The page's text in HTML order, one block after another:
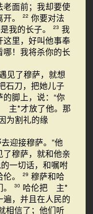
老面前；我却要使
。
22 你要对法
我的长子。
23 我
里，好叫他事奉
！我将杀你的长
见了穆萨，就想
石刀，把她儿子
脚上，说：“你
主*才放了他。那
为割礼的缘
迎接穆萨。”他
穆萨，就和他亲
一切话，和嘱咐
。
29 穆萨和哈
30 哈伦把 主*
，并且在人民的
相信了；他们听